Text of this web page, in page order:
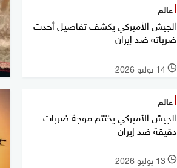
عالم
الجيش الأميركي يكشف تفاصيل أحدث
ضرباته ضد إيران
l 14 يوليو 2026
عالم
الجيش الأميركي يختتم موجة ضربات
دقيقة ضد إيران
l 13 يوليو 2026